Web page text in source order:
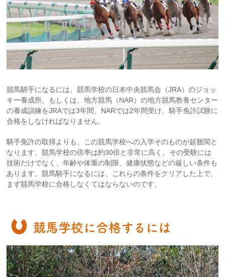
競馬騎手になるには、競馬学校の日本中央競馬会（JRA）のジョッ
キー養成所、もしくは、地方競馬（NAR）の地方競馬教養センター
の養成訓練をJRAでは3年間、NARでは2年間受け、騎手免許試験に
合格をしなければなりません。
騎手免許の取得よりも、この競馬学校への入学そのものが超難関と
なります。競馬学校の倍率は約30倍と非常に高く、その受験には
技術だけでなく、年齢や体重の制限、健康状態などの厳しい条件も
あります。競馬騎手になるには、これらの条件をクリアした上で、
まず競馬学校に合格しなくてはならないのです。
競馬学校に合格するには